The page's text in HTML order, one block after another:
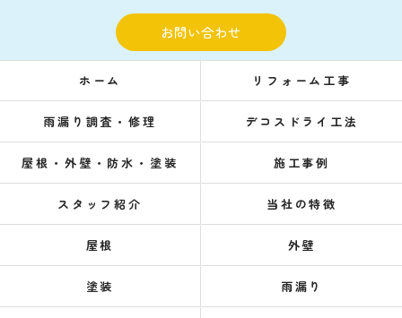
お問い合わせ
ホーム リフォーム工事
雨漏り調査・修理 デコスドライ工法
屋根・外壁・防水・塗装 施工事例
スタッフ紹介 当社の特徴
屋根 外壁
塗装 雨漏り